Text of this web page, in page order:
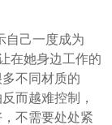
自己一度成为
在她身边工作的
不同材质的
而越难控制，
不需要处处紧